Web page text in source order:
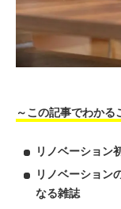
～この記事でわかる
リノベーション
リノベーション
なる雑誌